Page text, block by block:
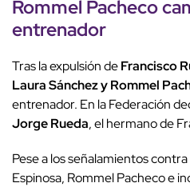
Rommel Pacheco
entrenador
Tras la expulsión deFrancisco
Laura Sánchez y Rommel
entrenador. En la Federación
Jorge Rueda, el hermano de
Pese a los señalamientos
Espinosa, Rommel Pacheco e